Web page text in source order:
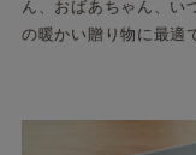
ん、おばあちゃん、い
の暖かい贈り物に最適